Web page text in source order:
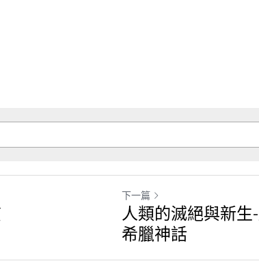
，回到永恆諸神的聚會之中。凡人只剩下痛